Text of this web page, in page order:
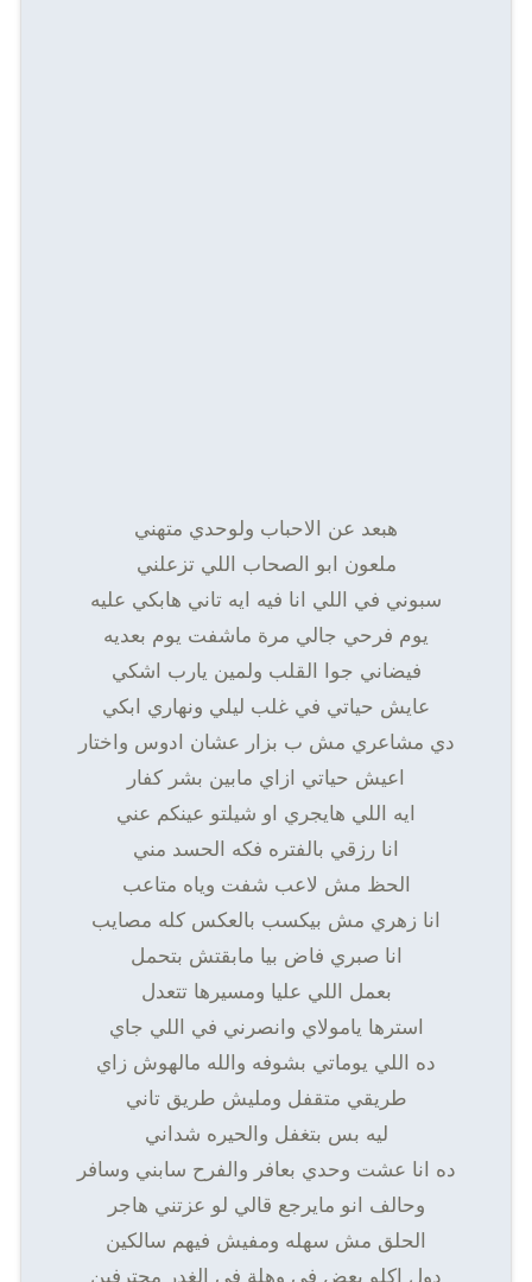
هبعد عن الاحباب ولوحدي متهني
ملعون ابو الصحاب اللي تزعلني
سبوني في اللي انا فيه ايه تاني هابكي عليه
يوم فرحي جالي مرة ماشفت يوم بعديه
فيضاني جوا القلب ولمين يارب اشكي
عايش حياتي في غلب ليلي ونهاري ابكي
دي مشاعري مش ب بزار عشان ادوس واختار
اعيش حياتي ازاي مابين بشر كفار
ايه اللي هايجري او شيلتو عينكم عني
انا رزقي بالفتره فكه الحسد مني
الحظ مش لاعب شفت وياه متاعب
انا زهري مش بيكسب بالعكس كله مصايب
انا صبري فاض بيا مابقتش بتحمل
بعمل اللي عليا ومسيرها تتعدل
استرها يامولاي وانصرني في اللي جاي
ده اللي يوماتي بشوفه والله مالهوش زاي
طريقي متقفل ومليش طريق تاني
ليه بس بتغفل والحيره شداني
ده انا عشت وحدي بعافر والفرح سابني وسافر
وحالف انو مايرجع قالي لو عزتني هاجر
الحلق مش سهله ومفيش فيهم سالكين
دول اكلو بعض في وهلة في الغدر محترفين